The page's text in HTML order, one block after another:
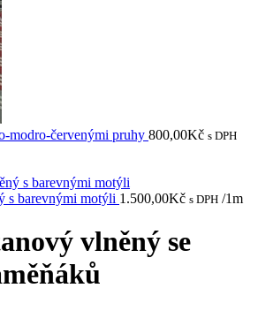
modro-červenými pruhy 800,00Kč s DPH
s barevnými motýli 1.500,00Kč s DPH /1m
vlněný se